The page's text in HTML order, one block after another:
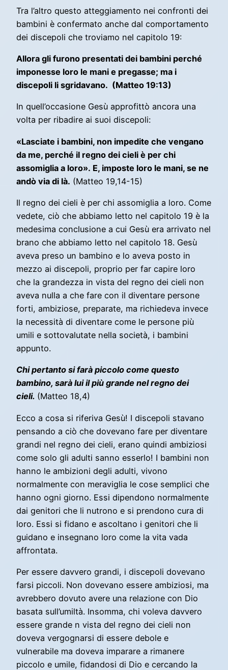
Tra l’altro questo atteggiamento nei confronti dei
bambini è confermato anche dal comportamento
dei discepoli che troviamo nel capitolo 19:
Allora gli furono presentati dei bambini perché
imponesse loro le mani e pregasse; ma i
discepoli li sgridavano. (Matteo 19:13)
In quell’occasione Gesù approfittò ancora una
volta per ribadire ai suoi discepoli:
«Lasciate i bambini, non impedite che vengano
da me, perché il regno dei cieli è per chi
assomiglia a loro». E, imposte loro le mani, se ne
andò via di là. (Matteo 19,14-15)
Il regno dei cieli è per chi assomiglia a loro. Come
vedete, ciò che abbiamo letto nel capitolo 19 è la
medesima conclusione a cui Gesù era arrivato nel
brano che abbiamo letto nel capitolo 18. Gesù
aveva preso un bambino e lo aveva posto in
mezzo ai discepoli, proprio per far capire loro
che la grandezza in vista del regno dei cieli non
aveva nulla a che fare con il diventare persone
forti, ambiziose, preparate, ma richiedeva invece
la necessità di diventare come le persone più
umili e sottovalutate nella società, i bambini
appunto.
Chi pertanto si farà piccolo come questo
bambino, sarà lui il più grande nel regno dei
cieli. (Matteo 18,4)
Ecco a cosa si riferiva Gesù! I discepoli stavano
pensando a ciò che dovevano fare per diventare
grandi nel regno dei cieli, erano quindi ambiziosi
come solo gli adulti sanno esserlo! I bambini non
hanno le ambizioni degli adulti, vivono
normalmente con meraviglia le cose semplici che
hanno ogni giorno. Essi dipendono normalmente
dai genitori che li nutrono e si prendono cura di
loro. Essi si fidano e ascoltano i genitori che li
guidano e insegnano loro come la vita vada
affrontata.
Per essere davvero grandi, i discepoli dovevano
farsi piccoli. Non dovevano essere ambiziosi, ma
avrebbero dovuto avere una relazione con Dio
basata sull’umiltà. Insomma, chi voleva davvero
essere grande n vista del regno dei cieli non
doveva vergognarsi di essere debole e
vulnerabile ma doveva imparare a rimanere
piccolo e umile, fidandosi di Dio e cercando la